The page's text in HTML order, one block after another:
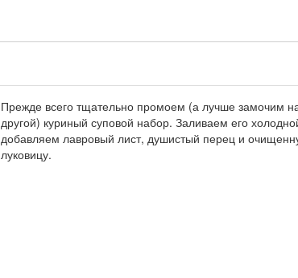
Прежде всего тщательно промоем (а лучше замочим
другой) куриный суповой набор. Заливаем его
добавляем лавровый лист, душистый перец и
луковицу.